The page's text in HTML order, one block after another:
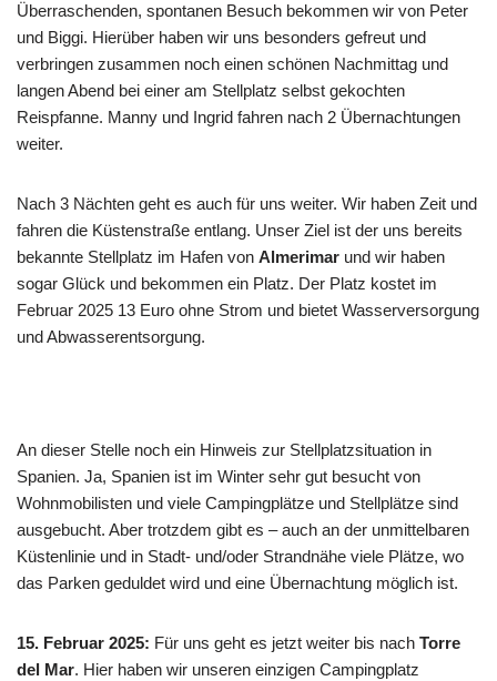
Überraschenden, spontanen Besuch bekommen wir von Peter
und Biggi. Hierüber haben wir uns besonders gefreut und
verbringen zusammen noch einen schönen Nachmittag und
langen Abend bei einer am Stellplatz selbst gekochten
Reispfanne. Manny und Ingrid fahren nach 2 Übernachtungen
weiter.
Nach 3 Nächten geht es auch für uns weiter. Wir haben Zeit und
fahren die Küstenstraße entlang. Unser Ziel ist der uns bereits
bekannte Stellplatz im Hafen von Almerimar und wir haben
sogar Glück und bekommen ein Platz. Der Platz kostet im
Februar 2025 13 Euro ohne Strom und bietet Wasserversorgung
und Abwasserentsorgung.
An dieser Stelle noch ein Hinweis zur Stellplatzsituation in
Spanien. Ja, Spanien ist im Winter sehr gut besucht von
Wohnmobilisten und viele Campingplätze und Stellplätze sind
ausgebucht. Aber trotzdem gibt es – auch an der unmittelbaren
Küstenlinie und in Stadt- und/oder Strandnähe viele Plätze, wo
das Parken geduldet wird und eine Übernachtung möglich ist.
15. Februar 2025: Für uns geht es jetzt weiter bis nach Torre
del Mar. Hier haben wir unseren einzigen Campingplatz